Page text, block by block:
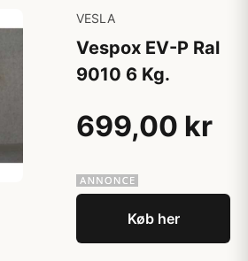
VESLA
Vespox EV-P Ral
9010 6 Kg.
699,00 kr
Køb her